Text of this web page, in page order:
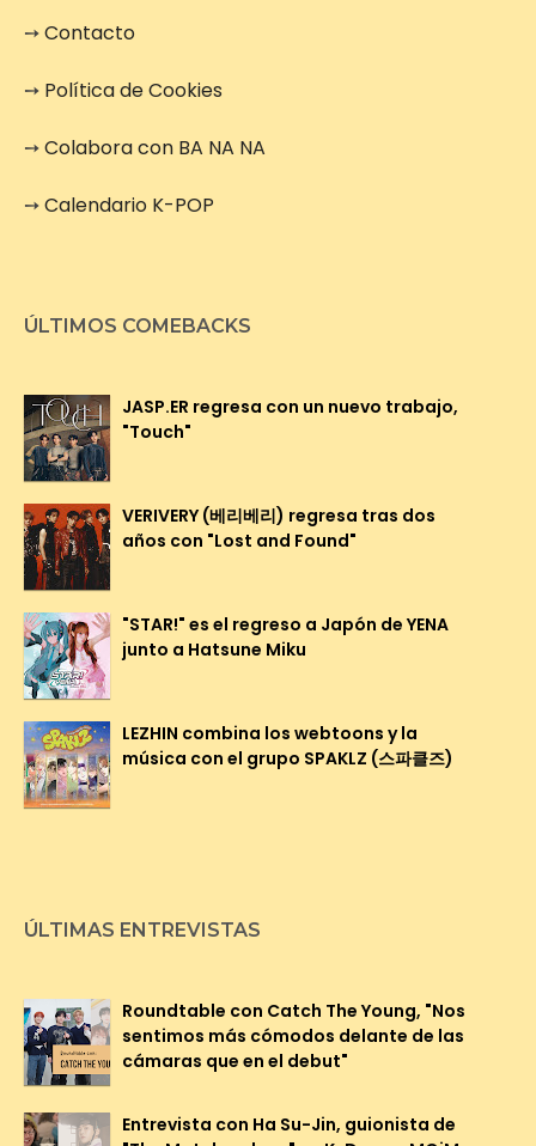
➙Contacto
➙ Política de Cookies
➙Colabora con BA NA NA
➙Calendario K-POP
ÚLTIMOS COMEBACKS
JASP.ER regresa con un nuevo trabajo,
"Touch"
VERIVERY (베리베리) regresa tras dos
años con "Lost and Found"
"STAR!" es el regreso a Japón de YENA
junto a Hatsune Miku
LEZHIN combina los webtoons y la
música con el grupo SPAKLZ (스파클즈)
ÚLTIMAS ENTREVISTAS
Roundtable con Catch The Young, "Nos
sentimos más cómodos delante de las
cámaras que en el debut"
Entrevista con Ha Su-Jin, guionista de